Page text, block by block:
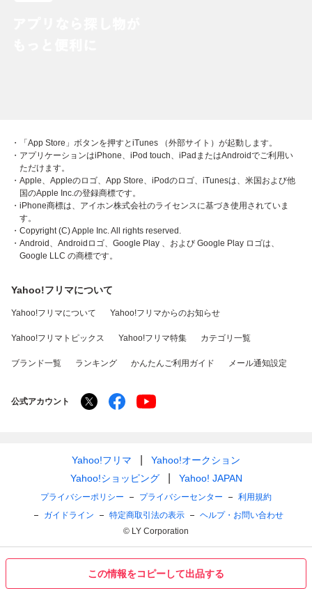
この情報をコピーして出品する
・「App Store」ボタンを押すとiTunes （外部サイト）が起動します。
・アプリケーションはiPhone、iPod touch、iPadまたはAndroidでご利用い
ただけます。
・Apple、Appleのロゴ、App Store、iPodのロゴ、iTunesは、米国および他
国のApple Inc.の登録商標です。
・iPhone商標は、アイホン株式会社のライセンスに基づき使用されていま
す。
・Copyright (C) Apple Inc. All rights reserved.
・Android、Androidロゴ、Google Play 、および Google Play ロゴは、
Google LLC の商標です。
Yahoo!フリマについて
Yahoo!フリマについて Yahoo!フリマからのお知らせ
Yahoo!フリマトピックス Yahoo!フリマ特集 カテゴリ一覧
ブランド一覧 ランキング かんたんご利用ガイド メール通知設定
公式アカウント
Yahoo!フリマ
Yahoo!オークション
Yahoo!ショッピング
Yahoo! JAPAN
プライバシーポリシー プライバシーセンター
利用規約
ガイドライン
特定商取引法の表示
ヘルプ・お問い合わせ
© LY Corporation